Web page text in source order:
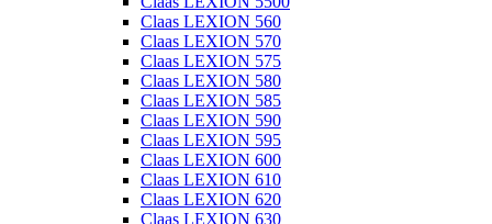
Claas LEXION 560
Claas LEXION 570
Claas LEXION 575
Claas LEXION 580
Claas LEXION 585
Claas LEXION 590
Claas LEXION 595
Claas LEXION 600
Claas LEXION 610
Claas LEXION 620
Claas LEXION 630